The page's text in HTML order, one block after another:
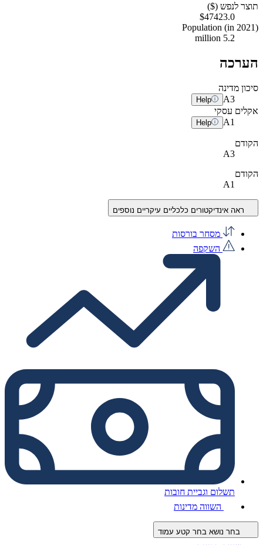
תוצר לנפש ($)
$47423.0
Population (in 2021)
5.2 million
הערכה
סיכון מדינה
A3
Help
אקלים עסקי
A1
Help
הקודם
A3
הקודם
A1
ראה אינדיקטורים כלכליים עיקריים נוספים
מסחר בורסות
השקפה
תשלום וגביית חובות
השווה מדינות
בחר קטע עמוד